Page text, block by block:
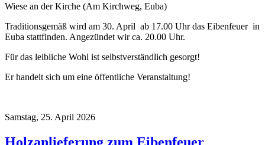
Wiese an der Kirche (Am Kirchweg, Euba)
Traditionsgemäß wird am 30. April ab 17.00 Uhr das Eibenfeuer in
Euba stattfinden. Angezündet wir ca. 20.00 Uhr.
Für das leibliche Wohl ist selbstverständlich gesorgt!
Er handelt sich um eine öffentliche Veranstaltung!
Samstag, 25. April 2026
Holzanlieferung zum Eibenfeuer